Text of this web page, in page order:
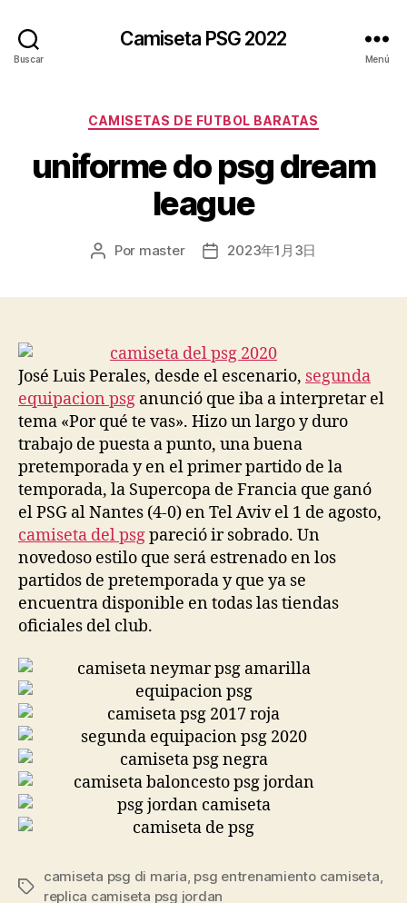
Buscar
Camiseta PSG 2022
Menú
Categorías
CAMISETAS DE FUTBOL BARATAS
uniforme do psg dream
league
Autor
Por master
Fecha2023年1月3日
José Luis Perales, desde el escenario, segunda
equipacion psg anunció que iba a interpretar el
tema «Por qué te vas». Hizo un largo y duro
trabajo de puesta a punto, una buena
pretemporada y en el primer partido de la
temporada, la Supercopa de Francia que ganó
el PSG al Nantes (4-0) en Tel Aviv el 1 de agosto,
camiseta del psgpareció ir sobrado. Un
novedoso estilo que será estrenado en los
partidos de pretemporada y que ya se
encuentra disponible en todas las tiendas
oficiales del club.
Etiquetas
camiseta psg di maria, psg entrenamiento camiseta,
replica camiseta psg jordan